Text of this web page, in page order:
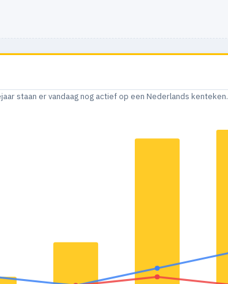
staan er vandaag nog actief op een Nederlands kenteken.